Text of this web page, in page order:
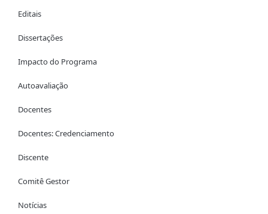
Editais
Dissertações
Impacto do Programa
Autoavaliação
Docentes
Docentes: Credenciamento
Discente
Comitê Gestor
Notícias